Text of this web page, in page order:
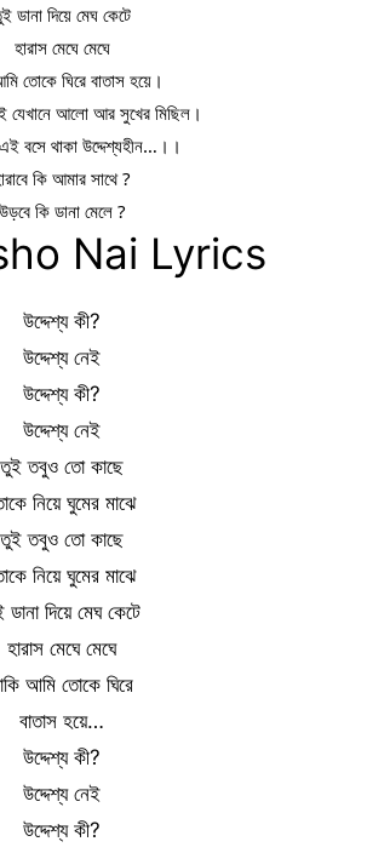
ডানা দিয়ে মেঘ কেটে
হারাস মেঘে মেঘে
তোকে ঘিরে বাতাস হয়ে।
যেখানে আলো আর সুখের মিছিল।
বসে থাকা উদ্দেশ্যহীন…।।
কি আমার সাথে ?
উড়বে কি ডানা মেলে ?
Nai Lyrics
উদ্দেশ্য কী?
উদ্দেশ্য নেই
উদ্দেশ্য কী?
উদ্দেশ্য নেই
তুই তবুও তো কাছে
নিয়ে ঘুমের মাঝে
তুই তবুও তো কাছে
নিয়ে ঘুমের মাঝে
দিয়ে মেঘ কেটে
হারাস মেঘে মেঘে
আমি তোকে ঘিরে
বাতাস হয়ে…
উদ্দেশ্য কী?
উদ্দেশ্য নেই
উদ্দেশ্য কী?